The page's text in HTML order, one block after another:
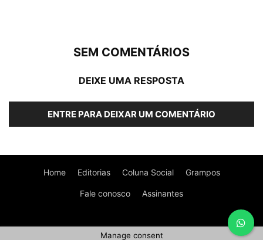
SEM COMENTÁRIOS
DEIXE UMA RESPOSTA
ENTRE PARA DEIXAR UM COMENTÁRIO
Home Editorias Coluna Social Grampos
Fale conosco Assinantes
Manage consent